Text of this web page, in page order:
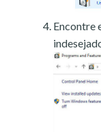
Encontre